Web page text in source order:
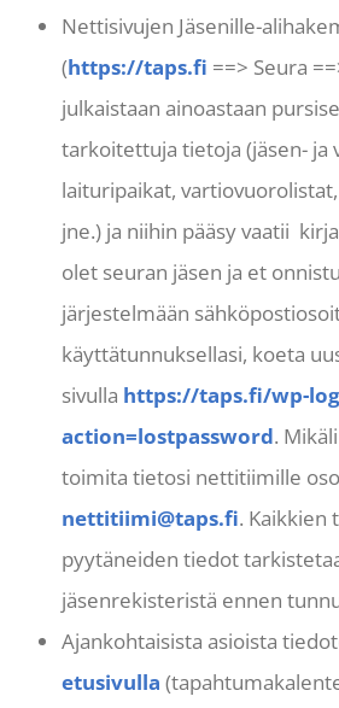
Nettisivujen Jäsenille-
(https://taps.fi ==> Seura
julkaistaan ainoastaan
tarkoitettuja tietoja (jäsen- ja
laituripaikat,
jne.) ja niihin pääsy vaatii
olet seuran jäsen ja et
järjestelmään
käyttätunnuksellasi, koeta
sivulla https://taps.fi/wp-
action=lostpassword.
toimita tietosi nettitiimille
nettitiimi@taps.fi. Kaikkien
pyytäneiden tiedot
jäsenrekisteristä ennen
Ajankohtaisista asioista
etusivulla